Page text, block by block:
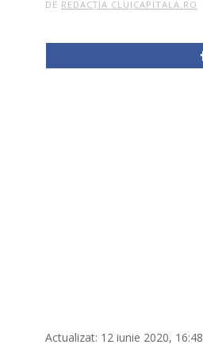
DE REDACȚIA CLUJCAPITALA.RO
Actualizat: 12 iunie 2020, 16:48